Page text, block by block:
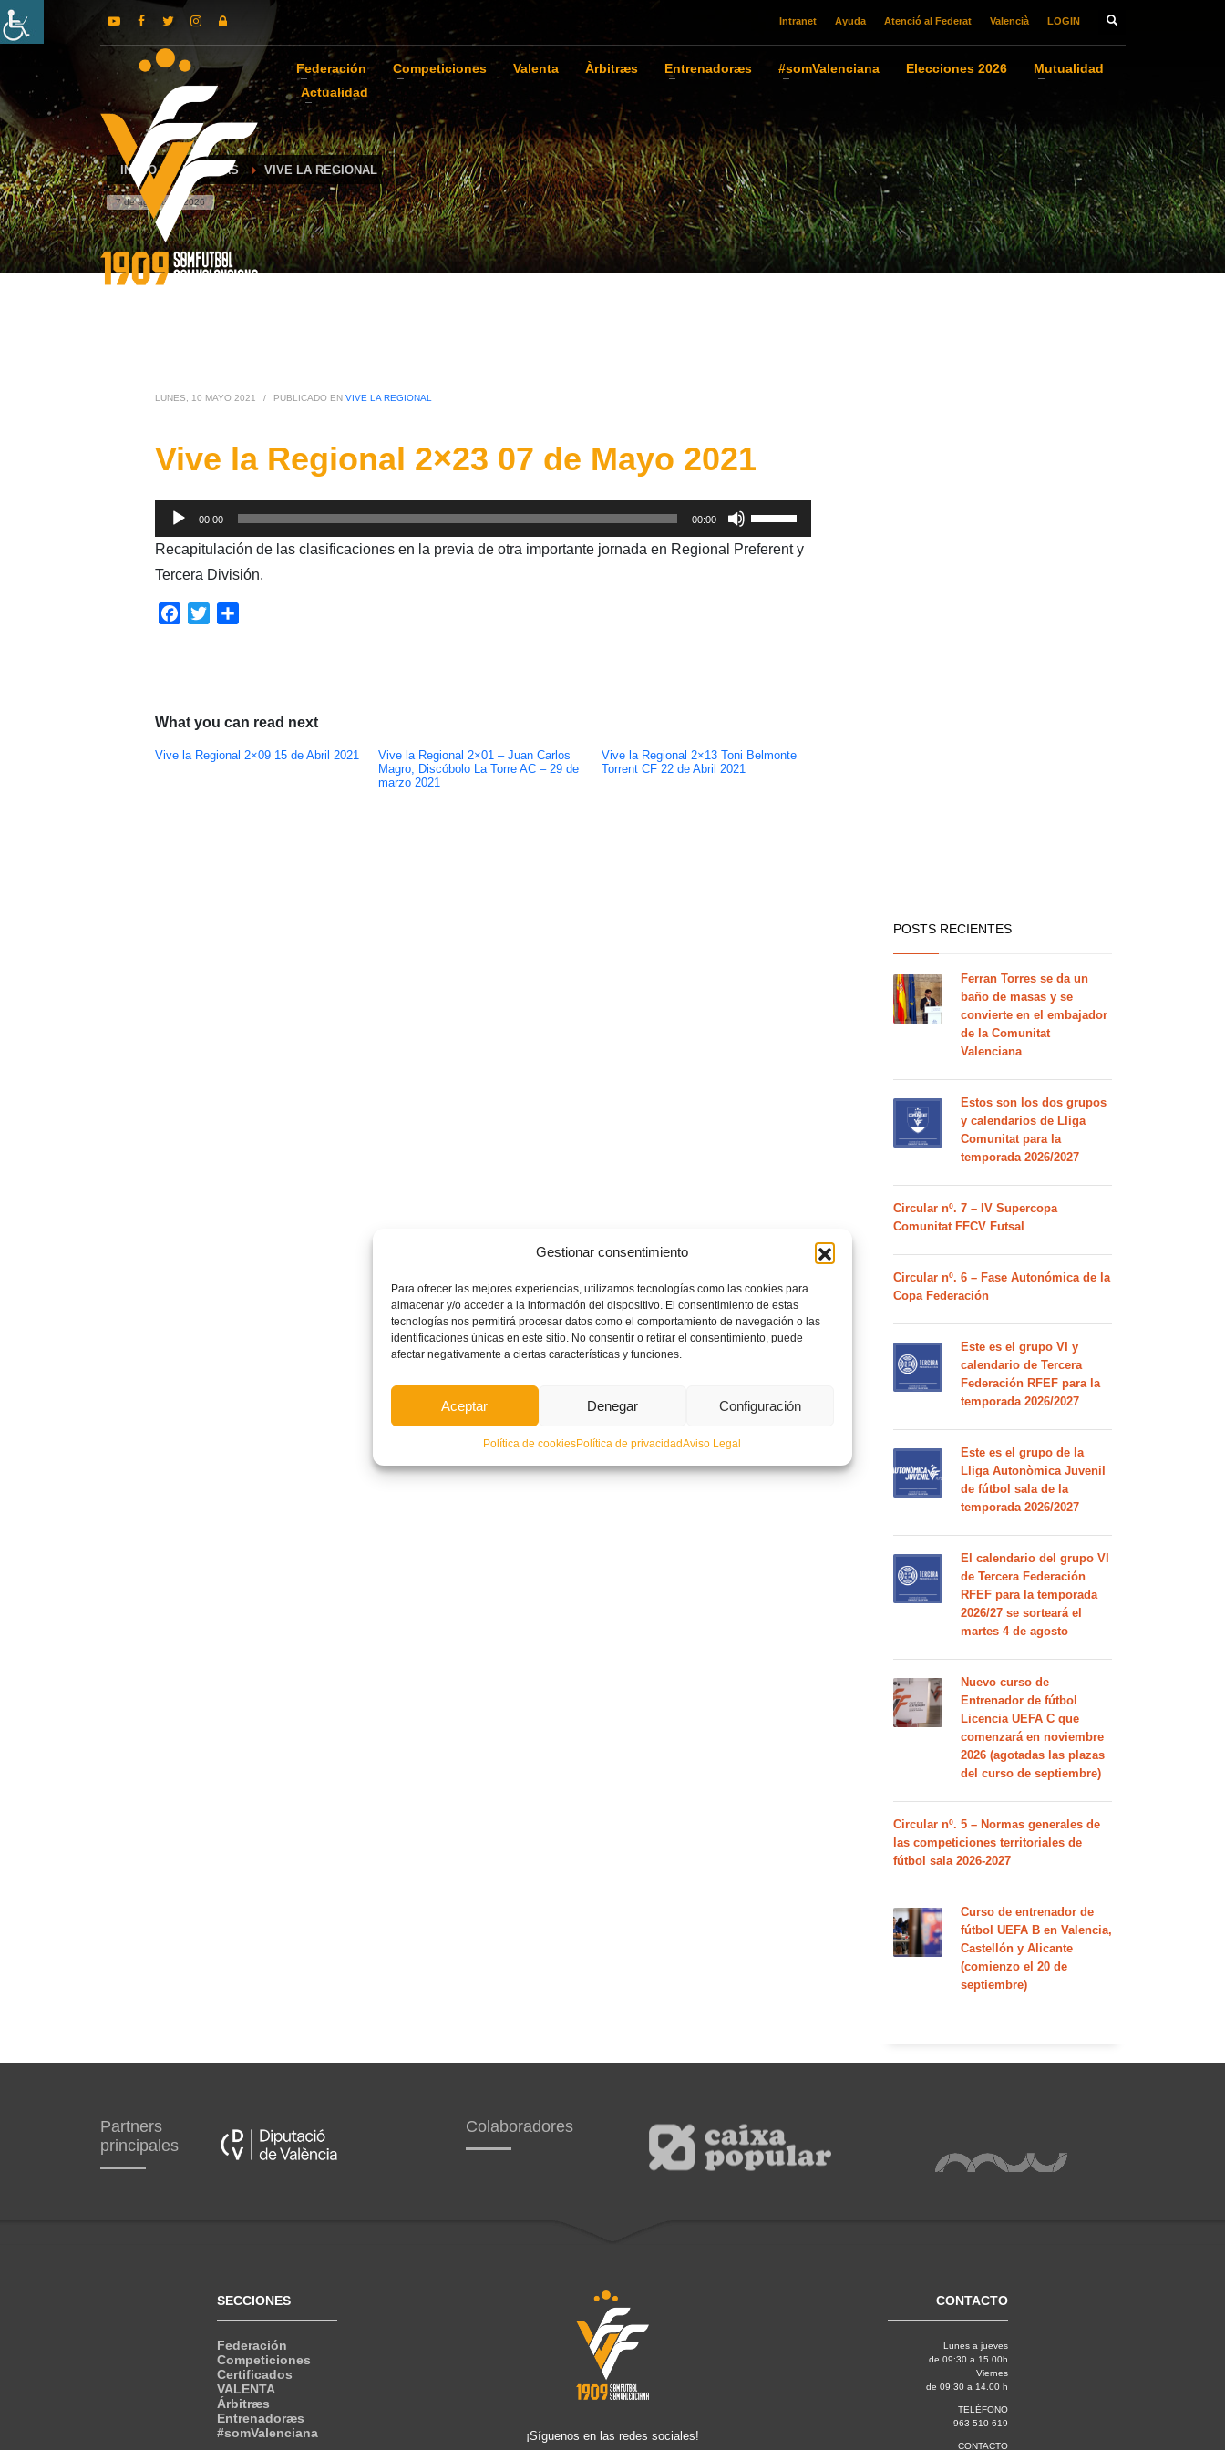
Gestionar consentimiento
Para ofrecer las mejores experiencias, utilizamos tecnologías como las cookies para
almacenar y/o acceder a la información del dispositivo. El consentimiento de estas
tecnologías nos permitirá procesar datos como el comportamiento de navegación o las
identificaciones únicas en este sitio. No consentir o retirar el consentimiento, puede
afectar negativamente a ciertas características y funciones.
Aceptar Denegar Configuración
Política de cookiesPolítica de privacidadAviso Legal
Intranet Ayuda Atenció al Federat Valencià LOGIN
Federación Competiciones Valenta Àrbitræs Entrenadoræs #somValenciana Elecciones 2026
Mutualidad
Actualidad
INICIO NOTICIAS VIVE LA REGIONAL
7 de agosto de 2026
LUNES, 10 MAYO 2021 / PUBLICADO EN VIVE LA REGIONAL
Vive la Regional 2×23 07 de Mayo 2021
Reproductor
de
00:00 00:00
Utiliza
las
Recapitulación de las clasificaciones en la previa de otra importante jornada en Regional Preferent y
Tercera División.
Facebook
Twitter
What you can read next
Vive la Regional 2×09 15 de Abril 2021
Vive la Regional 2×01 – Juan Carlos
Magro, Discóbolo La Torre AC – 29 de
marzo 2021
Vive la Regional 2×13 Toni Belmonte
Torrent CF 22 de Abril 2021
POSTS RECIENTES
Ferran Torres se da un
baño de masas y se
convierte en el embajador
de la Comunitat
Valenciana
Estos son los dos grupos
y calendarios de Lliga
Comunitat para la
temporada 2026/2027
Circular nº. 7 – IV Supercopa
Comunitat FFCV Futsal
Circular nº. 6 – Fase Autonómica de la
Copa Federación
Este es el grupo VI y
calendario de Tercera
Federación RFEF para la
temporada 2026/2027
Este es el grupo de la
Lliga Autonòmica Juvenil
de fútbol sala de la
temporada 2026/2027
El calendario del grupo VI
de Tercera Federación
RFEF para la temporada
2026/27 se sorteará el
martes 4 de agosto
Nuevo curso de
Entrenador de fútbol
Licencia UEFA C que
comenzará en noviembre
2026 (agotadas las plazas
del curso de septiembre)
Circular nº. 5 – Normas generales de
las competiciones territoriales de
fútbol sala 2026-2027
Curso de entrenador de
fútbol UEFA B en Valencia,
Castellón y Alicante
(comienzo el 20 de
septiembre)
Partners
principales
Colaboradores
SECCIONES
Federación
Competiciones
Certificados
VALENTA
Árbitræs
Entrenadoræs
#somValenciana
¡Síguenos en las redes sociales!
CONTACTO
Lunes a jueves
de 09:30 a 15.00h
Viernes
de 09:30 a 14.00 h
TELÉFONO
963 510 619
CONTACTO